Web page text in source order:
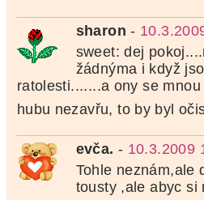
sharon -
sweet: dej
žádnýma i když
ratolesti.......a ony se
hubu nezavřu, to by byl
evča. - 10.3.2009
Tohle neznám,ale
tousty ,ale abyc si